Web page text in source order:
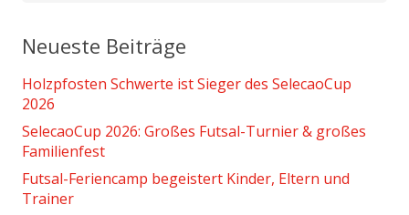
Neueste Beiträge
Holzpfosten Schwerte ist Sieger des SelecaoCup
2026
SelecaoCup 2026: Großes Futsal-Turnier & großes
Familienfest
Futsal-Feriencamp begeistert Kinder, Eltern und
Trainer